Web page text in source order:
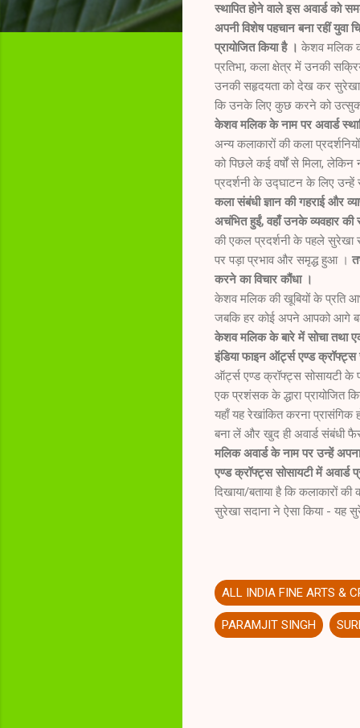
स्थापित होने वाले इस अवार्ड को
अपनी विशेष पहचान बना रहीं युवा
प्रायोजित किया है । केशव मलिक
प्रतिभा, कला क्षेत्र में उनकी
उनकी सहृदयता को देख कर सुरेखा
कि उनके लिए कुछ करने को
केशव मलिक के नाम पर अवार्ड
अन्य कलाकारों की कला
को पिछले कई वर्षों से मिला,
प्रदर्शनी के उद्घाटन के लिए
कला संबंधी ज्ञान की गहराई और
अचंभित हुईं, वहाँ उनके व्यवहार
की एकल प्रदर्शनी के पहले सुरेखा
पर पड़ा प्रभाव और समृद्ध हुआ ।
करने का विचार कौंधा ।
केशव मलिक की खूबियों के प्रति
जबकि हर कोई अपने आपको आगे
केशव मलिक के बारे में सोचा तथा
इंडिया फाइन ऑर्ट्स एण्ड क्रॉफ्ट्स
ऑर्ट्स एण्ड क्रॉफ्ट्स सोसायटी के
एक प्रशंसक के द्धारा प्रायोजित
यहाँ यह रेखांकित करना प्रासंगिक
बना लें और खुद ही अवार्ड संबंधी
मलिक अवार्ड के नाम पर उन्हें
एण्ड क्रॉफ्ट्स सोसायटी में अवार्ड
दिखाया/बताया है कि कलाकारों
सुरेखा सदाना ने ऐसा किया - यह
ALL INDIA FINE ARTS &
PARAMJIT SINGH